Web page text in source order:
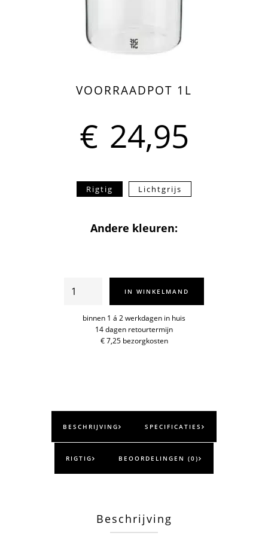
VOORRAADPOT 1L
€ 24,95
Rigtig Lichtgrijs
Andere kleuren:
Voorraadpot
aantal
IN WINKELMAND
binnen 1 á 2 werkdagen in huis
14 dagen retourtermijn
€ 7,25 bezorgkosten
BESCHRIJVING SPECIFICATIES
RIGTIG BEOORDELINGEN (0)
Beschrijving